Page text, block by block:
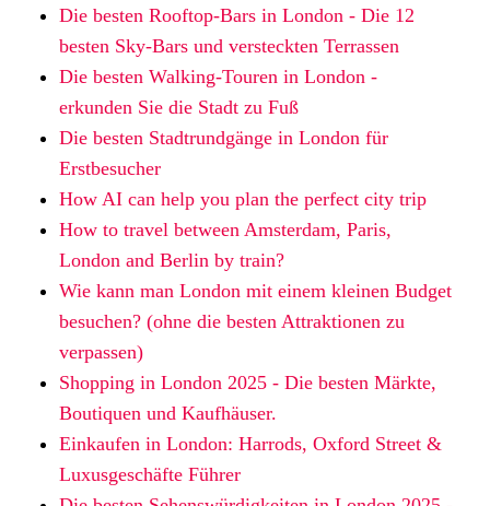
Die besten Rooftop-Bars in London - Die 12
besten Sky-Bars und versteckten Terrassen
Die besten Walking-Touren in London -
erkunden Sie die Stadt zu Fuß
Die besten Stadtrundgänge in London für
Erstbesucher
How AI can help you plan the perfect city trip
How to travel between Amsterdam, Paris,
London and Berlin by train?
Wie kann man London mit einem kleinen Budget
besuchen? (ohne die besten Attraktionen zu
verpassen)
Shopping in London 2025 - Die besten Märkte,
Boutiquen und Kaufhäuser.
Einkaufen in London: Harrods, Oxford Street &
Luxusgeschäfte Führer